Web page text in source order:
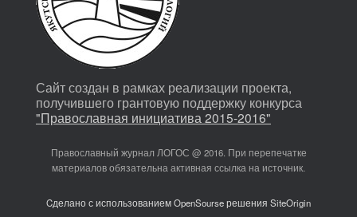
Сайт создан в рамках реализации проекта,
получившего грантовую поддержку конкурса
"Православная инициатива 2015-2016"
Православный журнал ЛОГОС @ 2016. При перепечатке
материалов обязательна активная ссылка на источник.
Cделано с использованием OpenSourse решения SiteOrigin